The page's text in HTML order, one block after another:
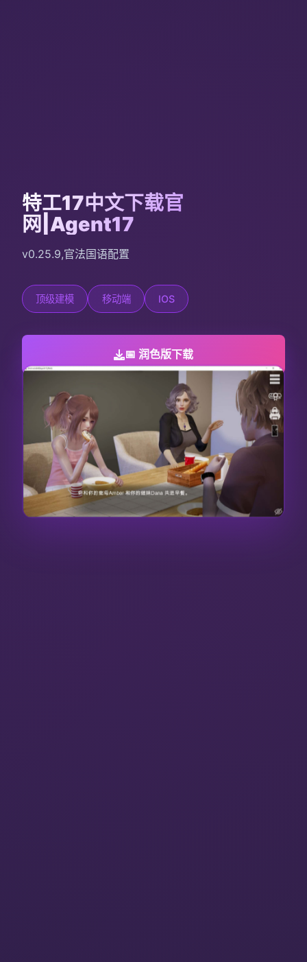
特工17中文下载官
网|Agent17
v0.25.9,官法国语配置
顶级建模 移动端 IOS
📅 润色版下载